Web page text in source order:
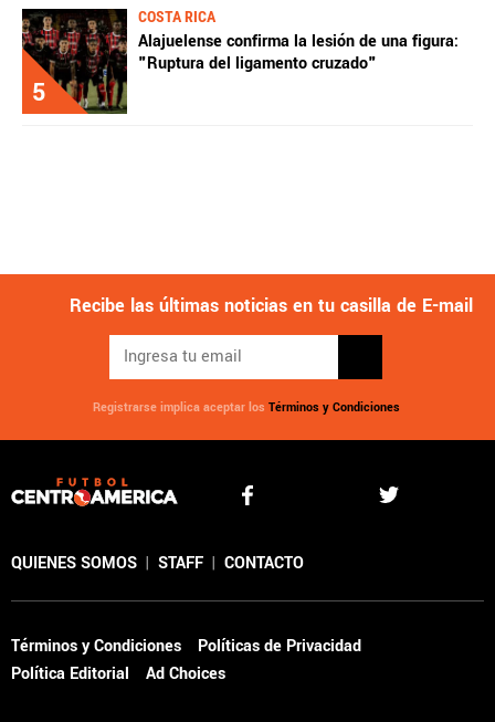
5
COSTA RICA
Alajuelense confirma la lesión de una figura:
"Ruptura del ligamento cruzado"
Recibe las últimas noticias en tu casilla de E-mail
Registrarse implica aceptar los Términos y Condiciones
QUIENES SOMOS | STAFF | CONTACTO
Términos y Condiciones
Políticas de Privacidad
Política Editorial
Ad Choices